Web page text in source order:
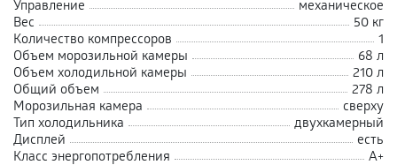
Управление
механическое
Вес
50 кг
Количество компрессоров
1
Объем морозильной камеры
68 л
Объем холодильной камеры
210 л
Общий объем
278 л
Морозильная камера
сверху
Тип холодильника
двухкамерный
Дисплей
есть
Класс энергопотребления
А+